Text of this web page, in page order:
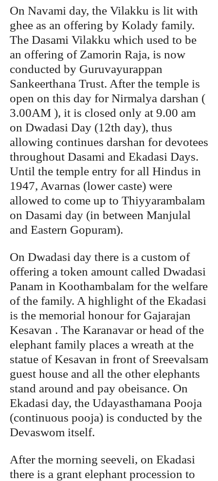
On Navami day, the Vilakku is lit with
ghee as an offering by Kolady family.
The Dasami Vilakku which used to be
an offering of Zamorin Raja, is now
conducted by Guruvayurappan
Sankeerthana Trust. After the temple is
open on this day for Nirmalya darshan (
3.00AM ), it is closed only at 9.00 am
on Dwadasi Day (12th day), thus
allowing continues darshan for devotees
throughout Dasami and Ekadasi Days.
Until the temple entry for all Hindus in
1947, Avarnas (lower caste) were
allowed to come up to Thiyyarambalam
on Dasami day (in between Manjulal
and Eastern Gopuram).
On Dwadasi day there is a custom of
offering a token amount called Dwadasi
Panam in Koothambalam for the welfare
of the family. A highlight of the Ekadasi
is the memorial honour for Gajarajan
Kesavan . The Karanavar or head of the
elephant family places a wreath at the
statue of Kesavan in front of Sreevalsam
guest house and all the other elephants
stand around and pay obeisance. On
Ekadasi day, the Udayasthamana Pooja
(continuous pooja) is conducted by the
Devaswom itself.
After the morning seeveli, on Ekadasi
there is a grant elephant procession to